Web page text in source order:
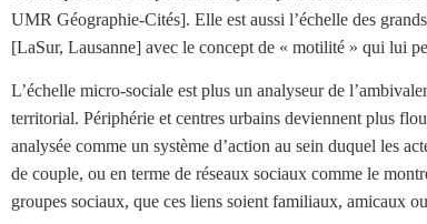
UMR Géographie-Cités]. Elle est aussi l’échelle des
[LaSur, Lausanne] avec le concept de « motilité » qui lui
L’échelle micro-sociale est plus un analyseur de
territorial. Périphérie et centres urbains deviennent plus
analysée comme un système d’action au sein duquel les
de couple, ou en terme de réseaux sociaux comme le
groupes sociaux, que ces liens soient familiaux, amicaux